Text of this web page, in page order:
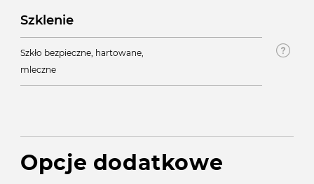
Szklenie
Szkło bezpieczne, hartowane,
mleczne
Opcje dodatkowe